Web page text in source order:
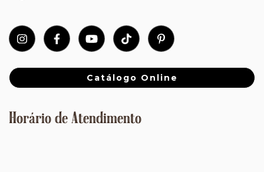
Catálogo Online
Horário de Atendimento